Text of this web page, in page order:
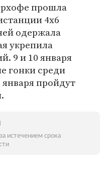
прошла
4х6
одержала
укрепила
9 и 10 января
гонки среди
пройдут
истечением срока